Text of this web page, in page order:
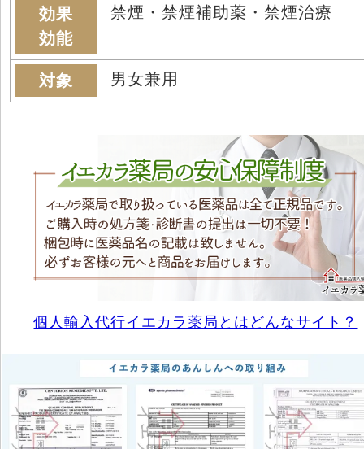
効果
効能
禁煙・禁煙補助薬・禁煙治療
対象 男女兼用
個人輸入代行イエカラ薬局とはどんなサイト？